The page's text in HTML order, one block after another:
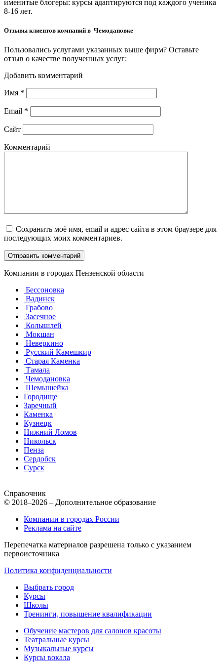
именитые блогеры: курсы адаптируются под каждого ученика
8-16 лет.
Отзывы клиентов компаний в Чемодановке
Пользовались услугами указанных выше фирм? Оставьте
отзыв о качестве полученных услуг:
Добавить комментарий
Имя *
Email *
Сайт
Комментарий
Сохранить моё имя, email и адрес сайта в этом браузере для
последующих моих комментариев.
Компании в городах Пензенской области
Бессоновка
Вадинск
Грабово
Засечное
Колышлей
Мокшан
Неверкино
Русский Камешкир
Старая Каменка
Тамала
Чемодановка
Шемышейка
Городище
Заречный
Каменка
Кузнецк
Нижний Ломов
Никольск
Пенза
Сердобск
Сурск
Справочник
© 2018–2026 – Дополнительное образование
Компании в городах России
Реклама на сайте
Перепечатка материалов разрешена только с указанием
первоисточника
Политика конфиденциальности
Выбрать город
Курсы
Школы
Тренинги, повышение квалификации
Обучение мастеров для салонов красоты
Театральные курсы
Музыкальные курсы
Курсы вокала